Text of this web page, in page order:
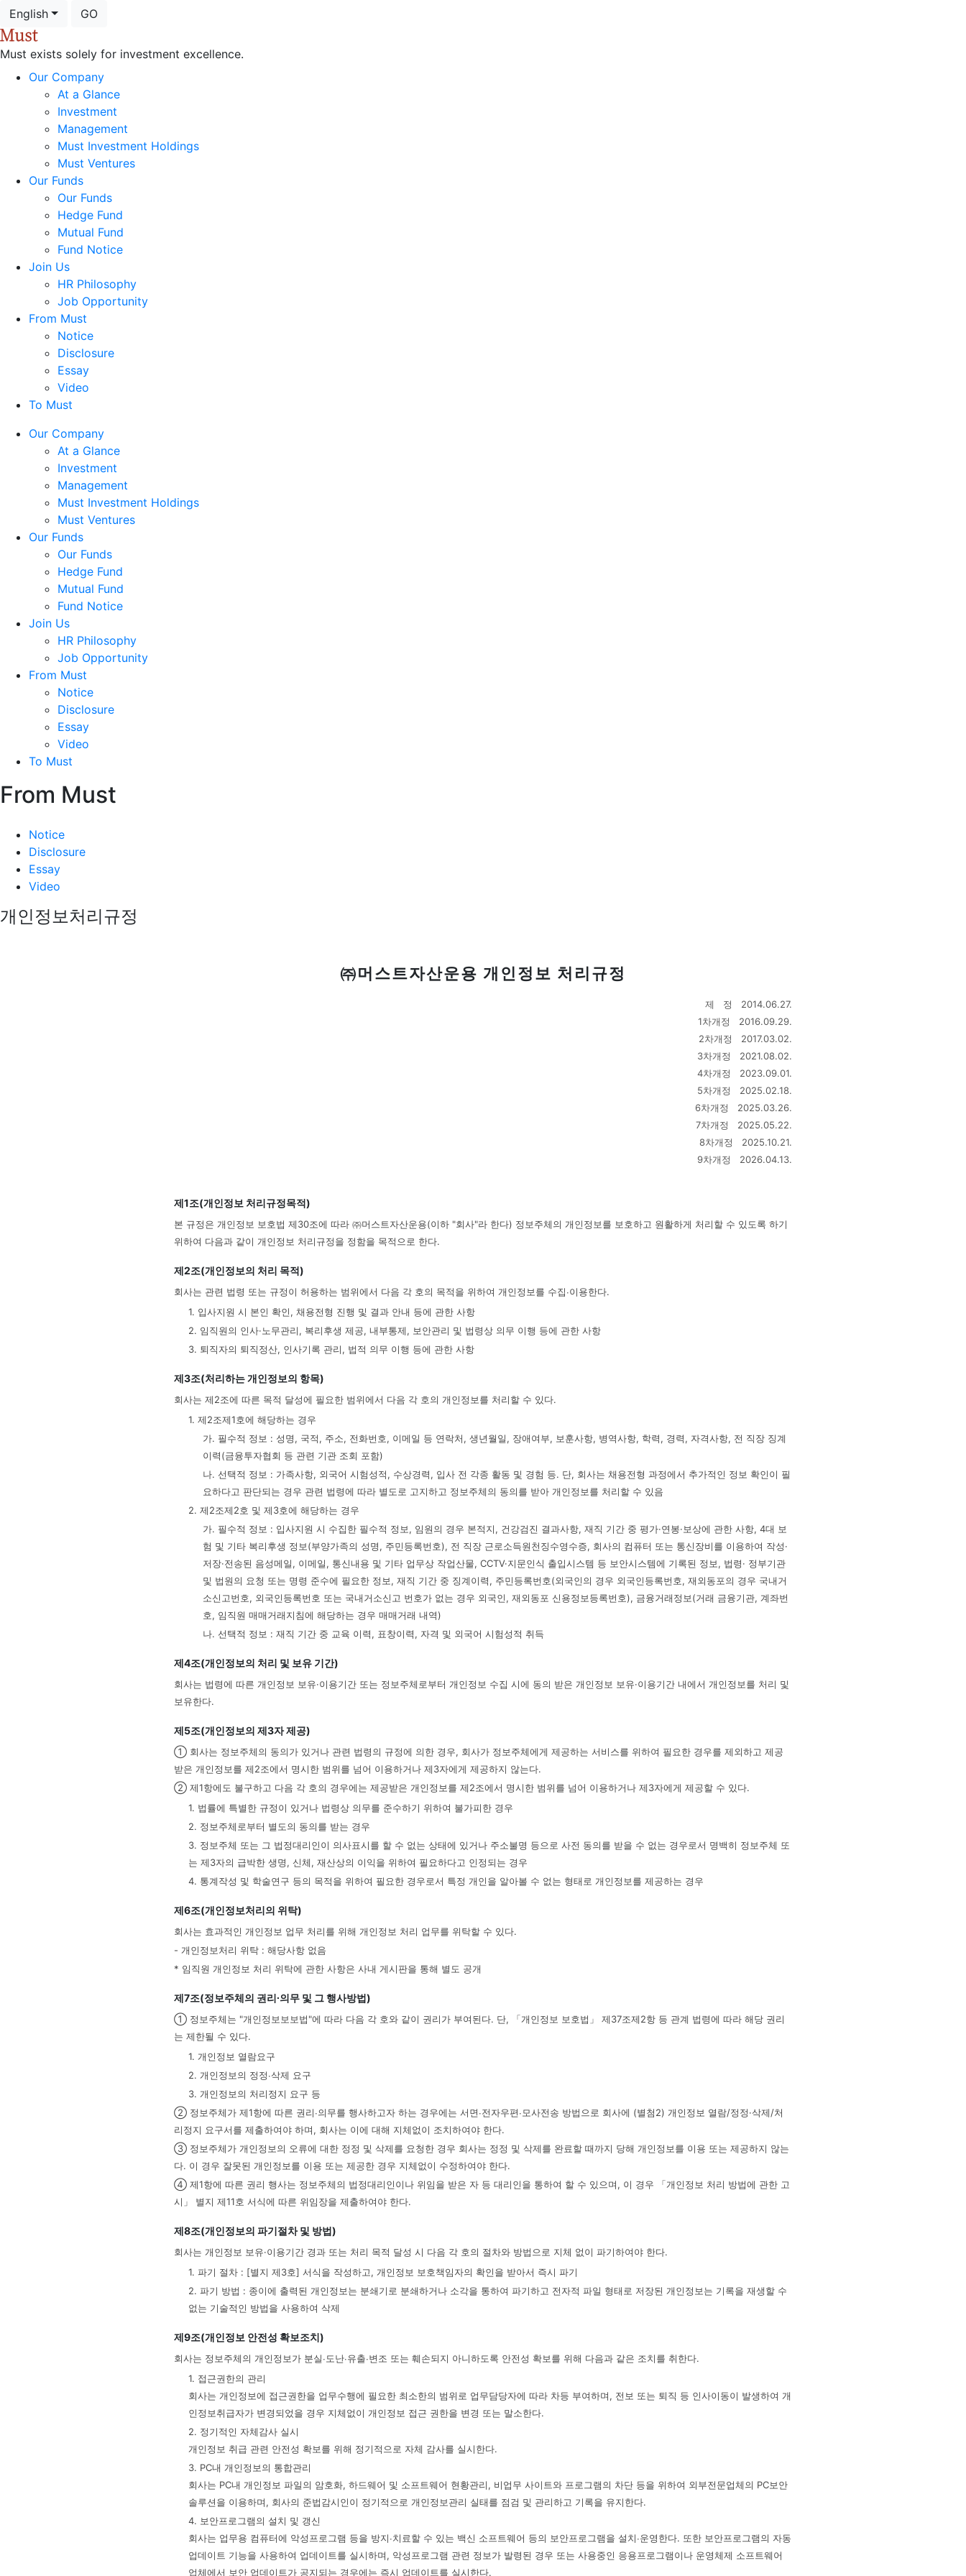
English GO
Must exists solely for investment excellence.
Our Company
At a Glance
Investment
Management
Must Investment Holdings
Must Ventures
Our Funds
Our Funds
Hedge Fund
Mutual Fund
Fund Notice
Join Us
HR Philosophy
Job Opportunity
From Must
Notice
Disclosure
Essay
Video
To Must
Our Company
At a Glance
Investment
Management
Must Investment Holdings
Must Ventures
Our Funds
Our Funds
Hedge Fund
Mutual Fund
Fund Notice
Join Us
HR Philosophy
Job Opportunity
From Must
Notice
Disclosure
Essay
Video
To Must
From Must
Notice
Disclosure
Essay
Video
개인정보처리규정
㈜머스트자산운용 개인정보 처리규정
제 정 2014.06.27.
1차개정 2016.09.29.
2차개정 2017.03.02.
3차개정 2021.08.02.
4차개정 2023.09.01.
5차개정 2025.02.18.
6차개정 2025.03.26.
7차개정 2025.05.22.
8차개정 2025.10.21.
9차개정 2026.04.13.
제1조(개인정보 처리규정목적)
본 규정은 개인정보 보호법 제30조에 따라 ㈜머스트자산운용(이하 "회사"라 한다) 정보주체의 개인정보를 보호하고 원활하게 처리할 수 있도록 하기
위하여 다음과 같이 개인정보 처리규정을 정함을 목적으로 한다.
제2조(개인정보의 처리 목적)
회사는 관련 법령 또는 규정이 허용하는 범위에서 다음 각 호의 목적을 위하여 개인정보를 수집∙이용한다.
1. 입사지원 시 본인 확인, 채용전형 진행 및 결과 안내 등에 관한 사항
2. 임직원의 인사·노무관리, 복리후생 제공, 내부통제, 보안관리 및 법령상 의무 이행 등에 관한 사항
3. 퇴직자의 퇴직정산, 인사기록 관리, 법적 의무 이행 등에 관한 사항
제3조(처리하는 개인정보의 항목)
회사는 제2조에 따른 목적 달성에 필요한 범위에서 다음 각 호의 개인정보를 처리할 수 있다.
1. 제2조제1호에 해당하는 경우
가. 필수적 정보 : 성명, 국적, 주소, 전화번호, 이메일 등 연락처, 생년월일, 장애여부, 보훈사항, 병역사항, 학력, 경력, 자격사항, 전 직장 징계
이력(금융투자협회 등 관련 기관 조회 포함)
나. 선택적 정보 : 가족사항, 외국어 시험성적, 수상경력, 입사 전 각종 활동 및 경험 등. 단, 회사는 채용전형 과정에서 추가적인 정보 확인이 필
요하다고 판단되는 경우 관련 법령에 따라 별도로 고지하고 정보주체의 동의를 받아 개인정보를 처리할 수 있음
2. 제2조제2호 및 제3호에 해당하는 경우
가. 필수적 정보 : 입사지원 시 수집한 필수적 정보, 임원의 경우 본적지, 건강검진 결과사항, 재직 기간 중 평가·연봉·보상에 관한 사항, 4대 보
험 및 기타 복리후생 정보(부양가족의 성명, 주민등록번호), 전 직장 근로소득원천징수영수증, 회사의 컴퓨터 또는 통신장비를 이용하여 작성·
저장·전송된 음성메일, 이메일, 통신내용 및 기타 업무상 작업산물, CCTV·지문인식 출입시스템 등 보안시스템에 기록된 정보, 법령· 정부기관
및 법원의 요청 또는 명령 준수에 필요한 정보, 재직 기간 중 징계이력, 주민등록번호(외국인의 경우 외국인등록번호, 재외동포의 경우 국내거
소신고번호, 외국인등록번호 또는 국내거소신고 번호가 없는 경우 외국인, 재외동포 신용정보등록번호), 금융거래정보(거래 금융기관, 계좌번
호, 임직원 매매거래지침에 해당하는 경우 매매거래 내역)
나. 선택적 정보 : 재직 기간 중 교육 이력, 표창이력, 자격 및 외국어 시험성적 취득
제4조(개인정보의 처리 및 보유 기간)
회사는 법령에 따른 개인정보 보유·이용기간 또는 정보주체로부터 개인정보 수집 시에 동의 받은 개인정보 보유·이용기간 내에서 개인정보를 처리 및
보유한다.
제5조(개인정보의 제3자 제공)
① 회사는 정보주체의 동의가 있거나 관련 법령의 규정에 의한 경우, 회사가 정보주체에게 제공하는 서비스를 위하여 필요한 경우를 제외하고 제공
받은 개인정보를 제2조에서 명시한 범위를 넘어 이용하거나 제3자에게 제공하지 않는다.
② 제1항에도 불구하고 다음 각 호의 경우에는 제공받은 개인정보를 제2조에서 명시한 범위를 넘어 이용하거나 제3자에게 제공할 수 있다.
1. 법률에 특별한 규정이 있거나 법령상 의무를 준수하기 위하여 불가피한 경우
2. 정보주체로부터 별도의 동의를 받는 경우
3. 정보주체 또는 그 법정대리인이 의사표시를 할 수 없는 상태에 있거나 주소불명 등으로 사전 동의를 받을 수 없는 경우로서 명백히 정보주체 또
는 제3자의 급박한 생명, 신체, 재산상의 이익을 위하여 필요하다고 인정되는 경우
4. 통계작성 및 학술연구 등의 목적을 위하여 필요한 경우로서 특정 개인을 알아볼 수 없는 형태로 개인정보를 제공하는 경우
제6조(개인정보처리의 위탁)
회사는 효과적인 개인정보 업무 처리를 위해 개인정보 처리 업무를 위탁할 수 있다.
- 개인정보처리 위탁 : 해당사항 없음
* 임직원 개인정보 처리 위탁에 관한 사항은 사내 게시판을 통해 별도 공개
제7조(정보주체의 권리∙의무 및 그 행사방법)
① 정보주체는 "개인정보보보법"에 따라 다음 각 호와 같이 권리가 부여된다. 단, 「개인정보 보호법」 제37조제2항 등 관계 법령에 따라 해당 권리
는 제한될 수 있다.
1. 개인정보 열람요구
2. 개인정보의 정정∙삭제 요구
3. 개인정보의 처리정지 요구 등
② 정보주체가 제1항에 따른 권리∙의무를 행사하고자 하는 경우에는 서면∙전자우편∙모사전송 방법으로 회사에 (별첨2) 개인정보 열람/정정·삭제/처
리정지 요구서를 제출하여야 하며, 회사는 이에 대해 지체없이 조치하여야 한다.
③ 정보주체가 개인정보의 오류에 대한 정정 및 삭제를 요청한 경우 회사는 정정 및 삭제를 완료할 때까지 당해 개인정보를 이용 또는 제공하지 않는
다. 이 경우 잘못된 개인정보를 이용 또는 제공한 경우 지체없이 수정하여야 한다.
④ 제1항에 따른 권리 행사는 정보주체의 법정대리인이나 위임을 받은 자 등 대리인을 통하여 할 수 있으며, 이 경우 「개인정보 처리 방법에 관한 고
시」 별지 제11호 서식에 따른 위임장을 제출하여야 한다.
제8조(개인정보의 파기절차 및 방법)
회사는 개인정보 보유·이용기간 경과 또는 처리 목적 달성 시 다음 각 호의 절차와 방법으로 지체 없이 파기하여야 한다.
1. 파기 절차 : [별지 제3호] 서식을 작성하고, 개인정보 보호책임자의 확인을 받아서 즉시 파기
2. 파기 방법 : 종이에 출력된 개인정보는 분쇄기로 분쇄하거나 소각을 통하여 파기하고 전자적 파일 형태로 저장된 개인정보는 기록을 재생할 수
없는 기술적인 방법을 사용하여 삭제
제9조(개인정보 안전성 확보조치)
회사는 정보주체의 개인정보가 분실∙도난∙유출∙변조 또는 훼손되지 아니하도록 안전성 확보를 위해 다음과 같은 조치를 취한다.
1. 접근권한의 관리
회사는 개인정보에 접근권한을 업무수행에 필요한 최소한의 범위로 업무담당자에 따라 차등 부여하며, 전보 또는 퇴직 등 인사이동이 발생하여 개
인정보취급자가 변경되었을 경우 지체없이 개인정보 접근 권한을 변경 또는 말소한다.
2. 정기적인 자체감사 실시
개인정보 취급 관련 안전성 확보를 위해 정기적으로 자체 감사를 실시한다.
3. PC내 개인정보의 통합관리
회사는 PC내 개인정보 파일의 암호화, 하드웨어 및 소프트웨어 현황관리, 비업무 사이트와 프로그램의 차단 등을 위하여 외부전문업체의 PC보안
솔루션을 이용하며, 회사의 준법감시인이 정기적으로 개인정보관리 실태를 점검 및 관리하고 기록을 유지한다.
4. 보안프로그램의 설치 및 갱신
회사는 업무용 컴퓨터에 악성프로그램 등을 방지∙치료할 수 있는 백신 소프트웨어 등의 보안프로그램을 설치∙운영한다. 또한 보안프로그램의 자동
업데이트 기능을 사용하여 업데이트를 실시하며, 악성프로그램 관련 정보가 발령된 경우 또는 사용중인 응용프로그램이나 운영체제 소프트웨어
업체에서 보안 업데이트가 공지되는 경우에는 즉시 업데이트를 실시한다.